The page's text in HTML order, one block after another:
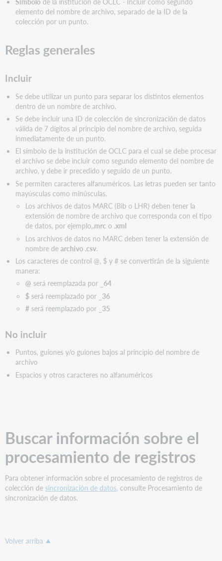
elemento del nombre de archivo, separado de la ID de la
colección por un punto.
Reglas generales
Incluir
Se debe utilizar un punto para separar los distintos elementos
dentro de un nombre de archivo.
Se debe incluir una ID de colección de sincronización de datos
válida de 7 dígitos al principio del nombre de archivo, seguida
inmediatamente de un punto.
El símbolo de la institución de OCLC para el cual se debe procesar
el archivo se debe incluir como segundo elemento del nombre de
archivo, y debe ir precedido y seguido de un punto.
Se permiten caracteres alfanuméricos. Las letras pueden ser tanto
mayúsculas como minúsculas.
Los archivos de datos MARC (Bib o LHR) deben tener la
extensión de nombre de archivo que corresponda con el tipo
de datos, por ejemplo,.mrc o .xml
Los archivos de datos no MARC deben tener la extensión de
nombre de archivo .csv.
Los caracteres de control @, $ y # se convertirán de la siguiente
manera:
@ será reemplazada por _64
$será reemplazado por _36
#será reemplazado por _35
No incluir
Puntos, guiones y/o guiones bajos al principio del nombre de
archivo
Espacios y otros caracteres no alfanuméricos
Buscar información sobre el
procesamiento de registros
Para obtener información sobre el procesamiento de registros de
colección de sincronización de datos, consulte Procesamiento de
sincronización de datos.
Volver arriba